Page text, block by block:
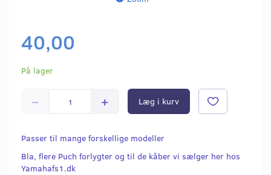
40,00
På lager
Læg i kurv
Passer til mange forskellige modeller
Bla, flere Puch forlygter og til de kåber vi sælger her hos
Yamahafs1.dk